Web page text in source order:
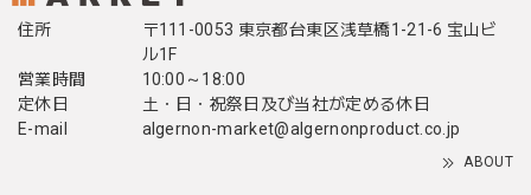
住所
〒111-0053 東京都台東区浅草橋1-21-6 宝山ビ
ル1F
営業時間
10:00～18:00
定休日
土・日・祝祭日及び当社が定める休日
E-mail
algernon-market@algernonproduct.co.jp
ABOUT